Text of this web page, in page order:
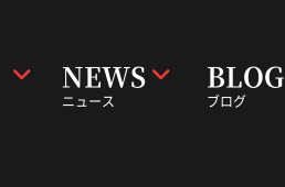
NEWS
ニュース
BLOG
ブログ